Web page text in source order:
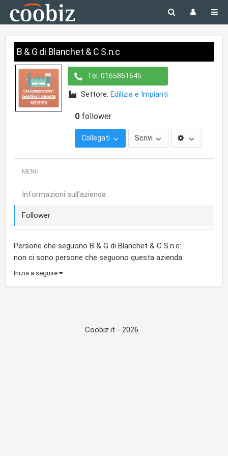
B & G di Blanchet & C S.n.c
Tel. 0165861645
Settore: Edilizia e Impianti
0 follower
Collegati Scrivi
Informazioni sull'azienda
Follower
Persone che seguono B & G di Blanchet & C S.n.c:
non ci sono persone che seguono questa azienda
Inizia a seguire
Coobiz.it - 2026